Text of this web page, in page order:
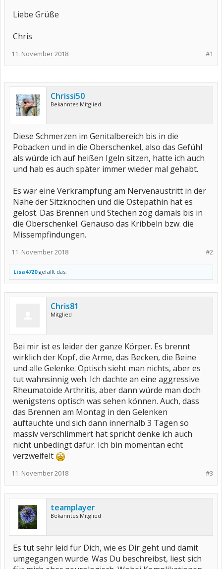
Liebe Grüße
Chris
#1
11. November 2018
Chrissi50
Bekanntes Mitglied
Diese Schmerzen im Genitalbereich bis in die
Pobacken und in die Oberschenkel, also das Gefühl
als würde ich auf heißen Igeln sitzen, hatte ich auch
und hab es auch später immer wieder mal gehabt.
Es war eine Verkrampfung am Nervenaustritt in der
Nähe der Sitzknochen und die Ostepathin hat es
gelöst. Das Brennen und Stechen zog damals bis in
die Oberschenkel. Genauso das Kribbeln bzw. die
Missempfindungen.
#2
11. November 2018
Lisa4720gefällt das.
Chris81
Mitglied
Bei mir ist es leider der ganze Körper. Es brennt
wirklich der Kopf, die Arme, das Becken, die Beine
und alle Gelenke. Optisch sieht man nichts, aber es
tut wahnsinnig weh. Ich dachte an eine aggressive
Rheumatoide Arthritis, aber dann würde man doch
wenigstens optisch was sehen können. Auch, dass
das Brennen am Montag in den Gelenken
auftauchte und sich dann innerhalb 3 Tagen so
massiv verschlimmert hat spricht denke ich auch
nicht unbedingt dafür. Ich bin momentan echt
verzweifelt
#3
11. November 2018
teamplayer
Bekanntes Mitglied
Es tut sehr leid für Dich, wie es Dir geht und damit
umgegangen wurde. Was Du beschreibst, liest sich